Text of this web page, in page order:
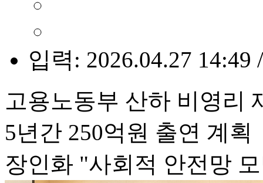
입력: 2026.04.27 14:49
고용노동부 산하 비영리
5년간 250억원 출연 계획
장인화 "사회적 안전망